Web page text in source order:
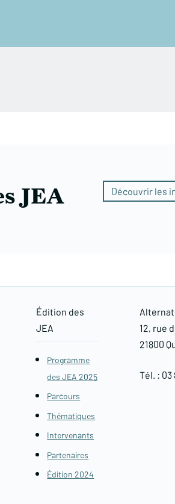
JEA Découvrir les
Édition des
JEA
Programme
des JEA 2025
Parcours
Thématiques
Intervenants
Partenaires
Édition 2024
12, rue
21800
Tél. : 03